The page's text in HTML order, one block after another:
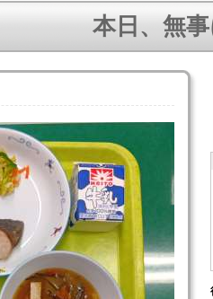
本日、無事